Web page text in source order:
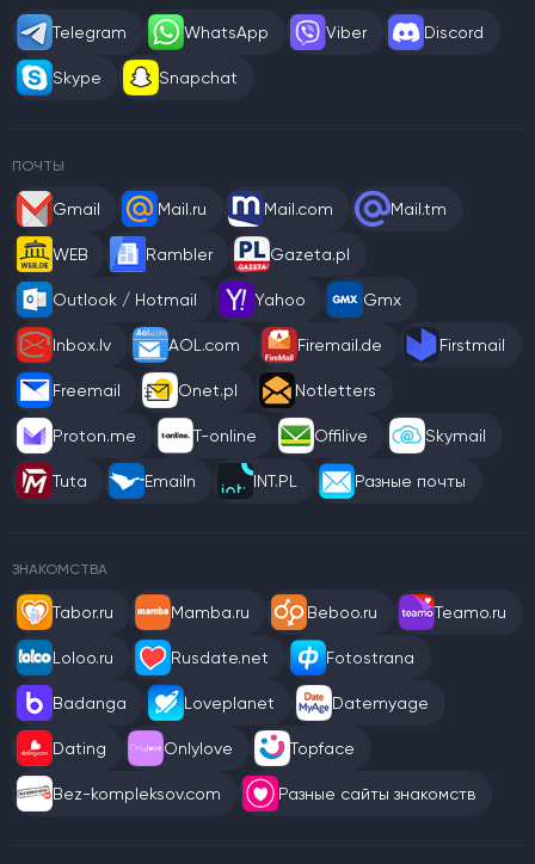
Telegram WhatsApp Viber Discord
Skype Snapchat
ПОЧТЫ
Gmail Mail.ru Mail.com Mail.tm
WEB Rambler Gazeta.pl
Outlook / Hotmail Yahoo Gmx
Inbox.lv AOL.com Firemail.de Firstmail
Freemail Onet.pl Notletters
Proton.me T-online Offilive Skymail
Tuta Emailn INT.PL Разные почты
ЗНАКОМСТВА
Tabor.ru Mamba.ru Beboo.ru Teamo.ru
Loloo.ru Rusdate.net Fotostrana
Badanga Loveplanet Datemyage
Dating Onlylove Topface
Bez-kompleksov.com Разные сайты знакомств